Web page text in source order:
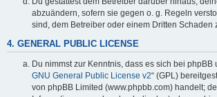
abzuändern, sofern sie gegen o. g. Regeln
sind, dem Betreiber oder einem Dritten Schaden
4. GENERAL PUBLIC LICENSE
Du nimmst zur Kenntnis, dass es sich bei phpBB
GNU General Public License v2“ (GPL)
von phpBB Limited (www.phpbb.com) handelt;